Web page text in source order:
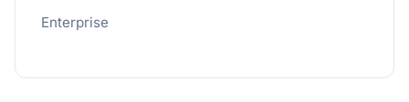
Enterprise